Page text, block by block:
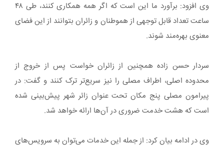
وی افزود: برآورد ما این است که اگر همه همکاری کنند، طی ۴۸
ساعت تعداد قابل توجهی از هموطنان و زائران بتوانند از این فضای
معنوی بهره‌مند شوند.
سردار حسن زاده همچنین از زائران خواست پس از خروج از
محدوده اصلی، اطراف مصلی را نیز سریع‌تر ترک کنند و گفت: در
پیرامون مصلی پنج مکان تحت عنوان زائر شهر پیش‌بینی شده
است که هشت خدمت ضروری در آن‌ها ارائه خواهد شد.
وی در ادامه بیان کرد: از جمله این خدمات می‌توان به سرویس‌های